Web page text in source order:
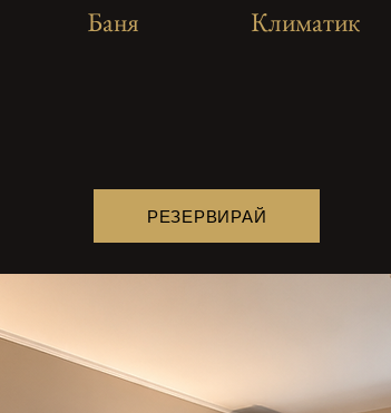
Баня Климатик
РЕЗЕРВИРАЙ